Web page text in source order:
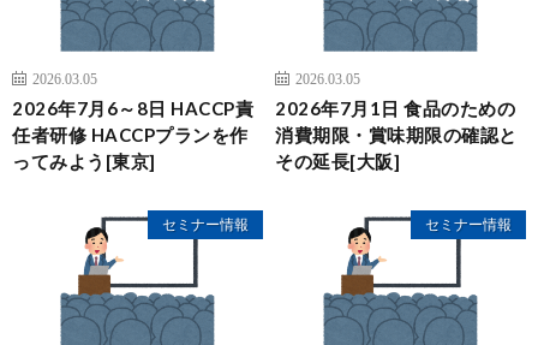
2026.03.05
2026年7月6～8日 HACCP責
任者研修 HACCPプランを作
ってみよう[東京]
2026.03.05
2026年7月1日 食品のための
消費期限・賞味期限の確認と
その延長[大阪]
セミナー情報 セミナー情報